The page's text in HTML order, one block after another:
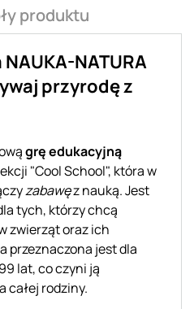
produktu
NATURA
przyrodę z
grę edukacyjną
"Cool School", która w
zabawęz nauką. Jest
tych, którzy chcą
zwierząt oraz ich
przeznaczona jest dla
lat, co czyni ją
całej rodziny.